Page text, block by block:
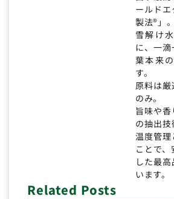
ールド
製法®」。
雪解け
に、一
葉本来
す。
原料は
のみ。
旨味や
の抽出
温度管理
ことで
した最
います。
Related Posts